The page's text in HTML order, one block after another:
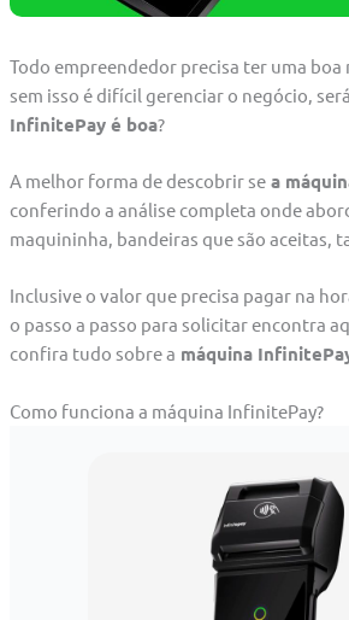
Todo empreendedor precisa ter uma boa
sem isso é difícil gerenciar o negócio,
InfinitePay é boa?
A melhor forma de descobrir sea
conferindo a análise completa onde
maquininha, bandeiras que são aceitas,
Inclusive o valor que precisa pagar na
o passo a passo para solicitar encontra
confira tudo sobre a máquina
Como funciona a máquina InfinitePay?